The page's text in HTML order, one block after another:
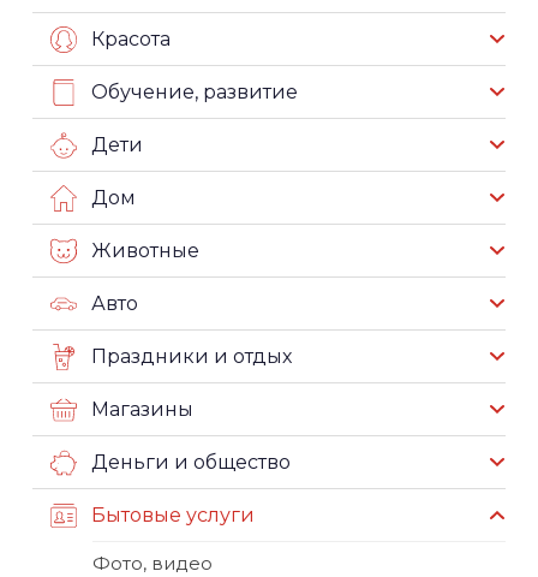
Красота
Обучение, развитие
Дети
Дом
Животные
Авто
Праздники и отдых
Магазины
Деньги и общество
Бытовые услуги
Фото, видео